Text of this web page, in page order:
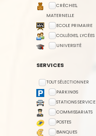
CRÈCHES,
MATERNELLE
ECOLE PRIMAIRE
COLLÈGES, LYCÉES
UNIVERSITÉ
SERVICES
TOUT SÉLECTIONNER
PARKINGS
STATIONS SERVICE
COMMISSARIATS
POSTES
BANQUES